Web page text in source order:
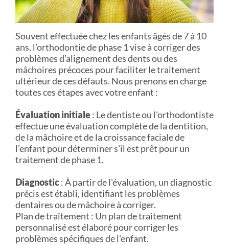
Souvent effectuée chez les enfants âgés de 7 à 10
ans, l’orthodontie de phase 1 vise à corriger des
problèmes d’alignement des dents ou des
mâchoires précoces pour faciliter le traitement
ultérieur de ces défauts. Nous prenons en charge
toutes ces étapes avec votre enfant :
Évaluation initiale: Le dentiste ou l'orthodontiste
effectue une évaluation complète de la dentition,
de la mâchoire et de la croissance faciale de
l'enfant pour déterminer s'il est prêt pour un
traitement de phase 1.
Diagnostic: À partir de l'évaluation, un diagnostic
précis est établi, identifiant les problèmes
dentaires ou de mâchoire à corriger.
Plan de traitement : Un plan de traitement
personnalisé est élaboré pour corriger les
problèmes spécifiques de l'enfant.